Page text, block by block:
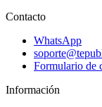
Contacto
WhatsApp
Formulario de
Información